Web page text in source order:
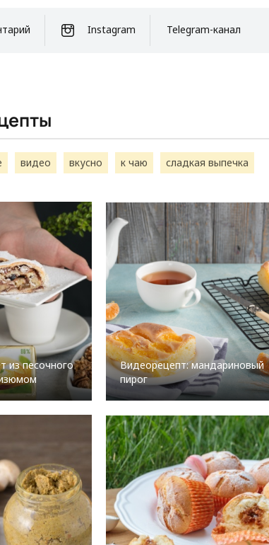
Instagram Telegram-канал
видео вкусно к чаю сладкая выпечка
из песочного
Видеорецепт: мандариновый
пирог